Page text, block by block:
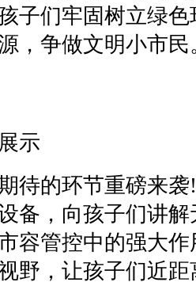
子们牢固树立绿
，争做文明小市民
示
的环节重磅来袭!
备，向孩子们讲
容管控中的强大
野，让孩子们近